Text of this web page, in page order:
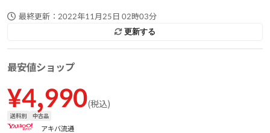
最終更新： 2022年11月25日 02時03分
更新する
最安値ショップ
¥4,990(税込)
送料別 中古品
アキバ流通